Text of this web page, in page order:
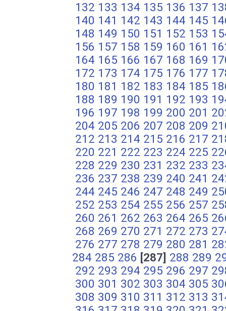
132 133 134 135 136 137
140 141 142 143 144 145
148 149 150 151 152 153
156 157 158 159 160 161
164 165 166 167 168 169
172 173 174 175 176 177
180 181 182 183 184 185
188 189 190 191 192 193
196 197 198 199 200 201
204 205 206 207 208 209
212 213 214 215 216 217
220 221 222 223 224 225
228 229 230 231 232 233
236 237 238 239 240 241
244 245 246 247 248 249
252 253 254 255 256 257
260 261 262 263 264 265
268 269 270 271 272 273
276 277 278 279 280 281
284 285 286 [287] 288 289
292 293 294 295 296 297
300 301 302 303 304 305
308 309 310 311 312 313